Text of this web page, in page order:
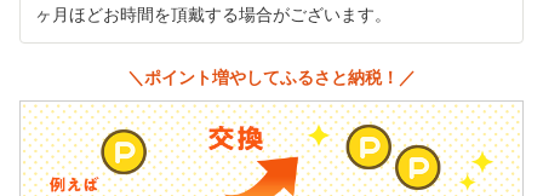
ヶ月ほどお時間を頂戴する場合がございます。
＼ポイント増やしてふるさと納税！／